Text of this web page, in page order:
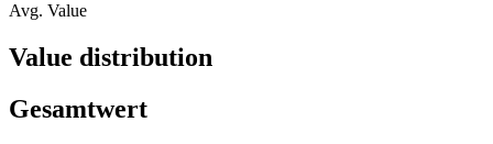
Avg. Value
Value distribution
Gesamtwert